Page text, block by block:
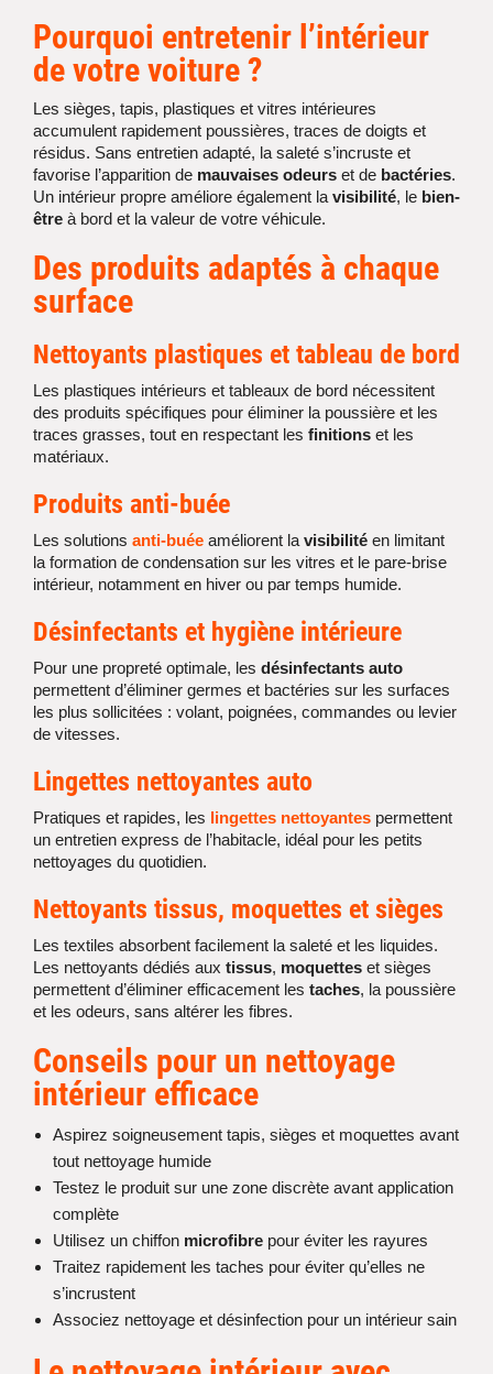
Pourquoi entretenir l’intérieur
de votre voiture ?
Les sièges, tapis, plastiques et vitres intérieures
accumulent rapidement poussières, traces de doigts et
résidus. Sans entretien adapté, la saleté s’incruste et
favorise l’apparition de mauvaises odeurs et de bactéries.
Un intérieur propre améliore également la visibilité, le bien-
être à bord et la valeur de votre véhicule.
Des produits adaptés à chaque
surface
Nettoyants plastiques et tableau de bord
Les plastiques intérieurs et tableaux de bord nécessitent
des produits spécifiques pour éliminer la poussière et les
traces grasses, tout en respectant les finitions et les
matériaux.
Produits anti-buée
Les solutions anti-buée améliorent la visibilité en limitant
la formation de condensation sur les vitres et le pare-brise
intérieur, notamment en hiver ou par temps humide.
Désinfectants et hygiène intérieure
Pour une propreté optimale, les désinfectants auto
permettent d’éliminer germes et bactéries sur les surfaces
les plus sollicitées : volant, poignées, commandes ou levier
de vitesses.
Lingettes nettoyantes auto
Pratiques et rapides, les lingettes nettoyantes permettent
un entretien express de l’habitacle, idéal pour les petits
nettoyages du quotidien.
Nettoyants tissus, moquettes et sièges
Les textiles absorbent facilement la saleté et les liquides.
Les nettoyants dédiés aux tissus, moquettes et sièges
permettent d’éliminer efficacement les taches, la poussière
et les odeurs, sans altérer les fibres.
Conseils pour un nettoyage
intérieur efficace
Aspirez soigneusement tapis, sièges et moquettes avant
tout nettoyage humide
Testez le produit sur une zone discrète avant application
complète
Utilisez un chiffon microfibre pour éviter les rayures
Traitez rapidement les taches pour éviter qu’elles ne
s’incrustent
Associez nettoyage et désinfection pour un intérieur sain